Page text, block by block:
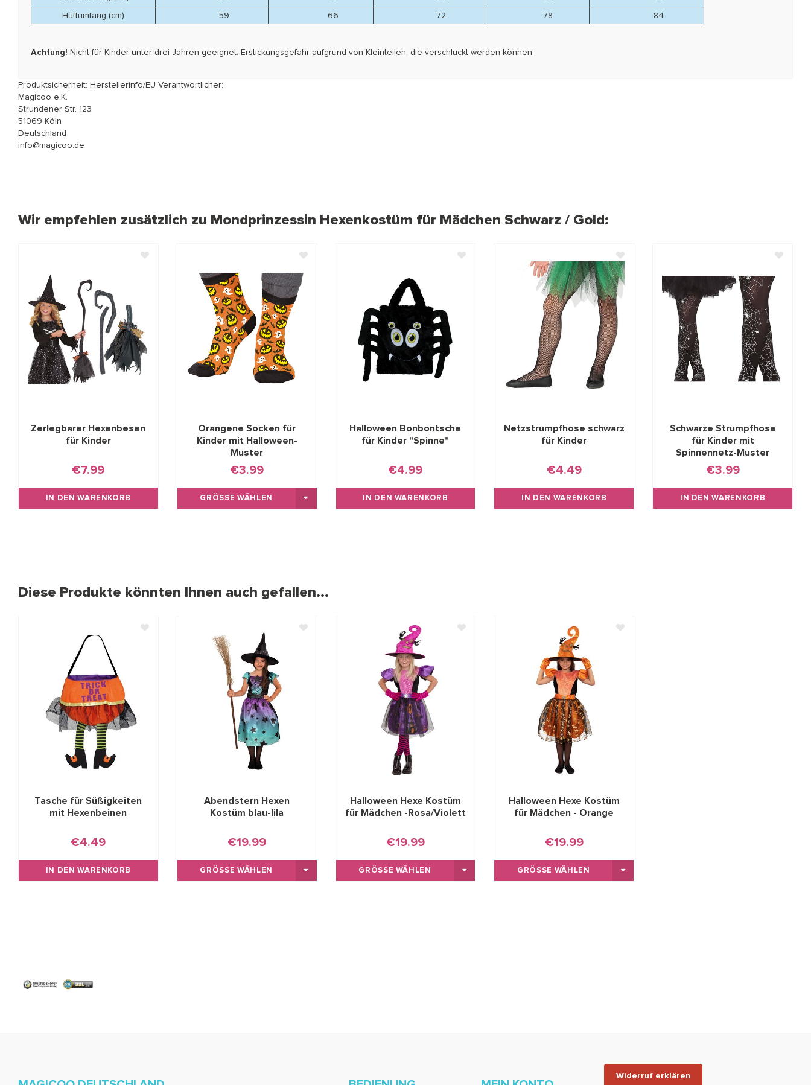
Hüftumfang (cm) 59 66 72 78 84
Achtung! Nicht für Kinder unter drei Jahren geeignet. Erstickungsgefahr aufgrund von Kleinteilen, die verschluckt werden können.
Produktsicherheit: Herstellerinfo/EU Verantwortlicher:
Magicoo e.K.
Strundener Str. 123
51069 Köln
Deutschland
info@magicoo.de
Wir empfehlen zusätzlich zu Mondprinzessin Hexenkostüm für Mädchen Schwarz / Gold:
Zerlegbarer Hexenbesen
für Kinder
€7.99
IN DEN WARENKORB
Orangene Socken für
Kinder mit Halloween-
Muster
€3.99
GRÖSSE WÄHLEN
Halloween Bonbontsche
für Kinder "Spinne"
€4.99
IN DEN WARENKORB
Netzstrumpfhose schwarz
für Kinder
€4.49
IN DEN WARENKORB
Schwarze Strumpfhose
für Kinder mit
Spinnennetz-Muster
€3.99
IN DEN WARENKORB
Diese Produkte könnten Ihnen auch gefallen...
Tasche für Süßigkeiten
mit Hexenbeinen
€4.49
IN DEN WARENKORB
Abendstern Hexen
Kostüm blau-lila
€19.99
GRÖSSE WÄHLEN
Halloween Hexe Kostüm
für Mädchen -Rosa/Violett
€19.99
GRÖSSE WÄHLEN
Halloween Hexe Kostüm
für Mädchen - Orange
€19.99
GRÖSSE WÄHLEN
Widerruf erklären